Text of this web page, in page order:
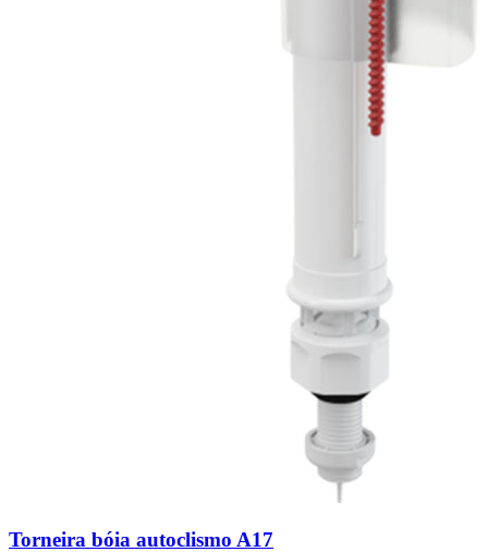
Torneira bóia autoclismo A17